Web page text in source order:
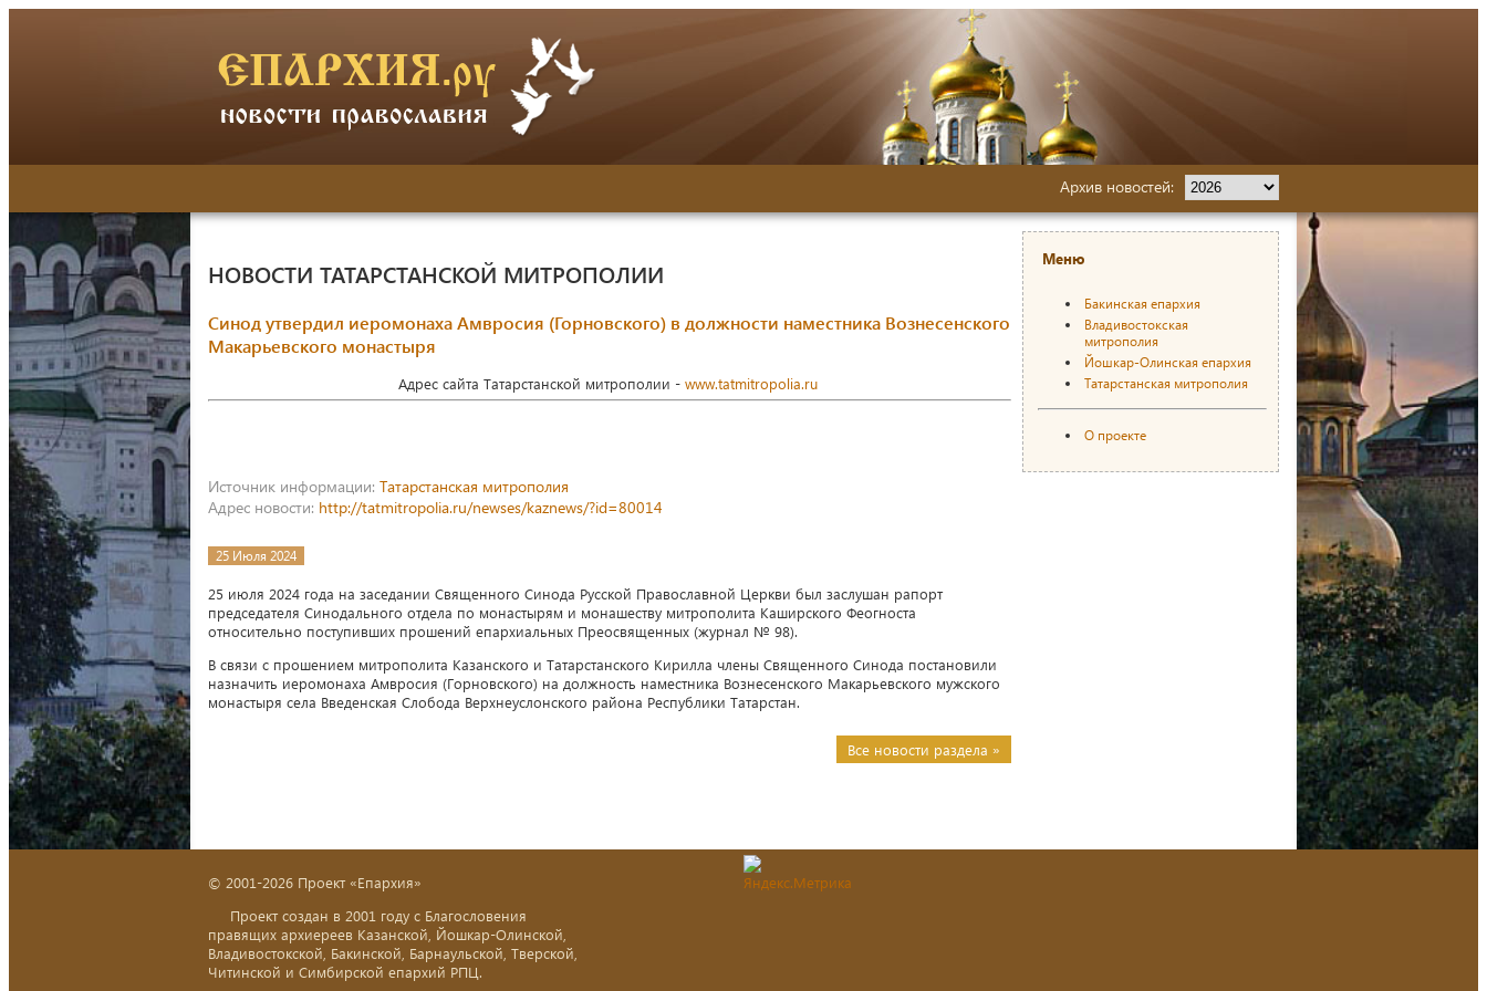
Архив новостей:
НОВОСТИ ТАТАРСТАНСКОЙ МИТРОПОЛИИ
Синод утвердил иеромонаха Амвросия (Горновского) в должности наместника Вознесенского
Макарьевского монастыря
Адрес сайта Татарстанской митрополии - www.tatmitropolia.ru
Источник информации: Татарстанская митрополия
Адрес новости: http://tatmitropolia.ru/newses/kaznews/?id=80014
25 Июля 2024
25 июля 2024 года на заседании Священного Синода Русской Православной Церкви был заслушан рапорт
председателя Синодального отдела по монастырям и монашеству митрополита Каширского Феогноста
относительно поступивших прошений епархиальных Преосвященных (журнал № 98).
В связи с прошением митрополита Казанского и Татарстанского Кирилла члены Священного Синода постановили
назначить иеромонаха Амвросия (Горновского) на должность наместника Вознесенского Макарьевского мужского
монастыря села Введенская Слобода Верхнеуслонского района Республики Татарстан.
Все новости раздела »
Меню
Бакинская епархия
Владивостокская
митрополия
Йошкар-Олинская епархия
Татарстанская митрополия
О проекте
© 2001-2026 Проект «Епархия»
Проект создан в 2001 году с Благословения
правящих архиереев Казанской, Йошкар-Олинской,
Владивостокской, Бакинской, Барнаульской, Тверской,
Читинской и Симбирской епархий РПЦ.